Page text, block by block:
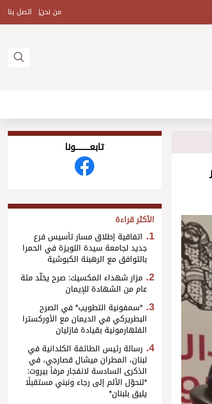
من نحن اتصل بنا
تابعــــــــــونا
الأكثر قراءة
اتفاقية إطلاق مسار تأسيس فرع
جديد لجامعة سيدة اللويزة في الحمرا
بالتوافق مع الرهبنة الكبوشية
مزار شهداء المكسيك: صرح يخلّد مئة
عام من الشهادة للإيمان
*سمفونية التطويب* في الصرح
البطريركي في الديمان مع الأوركسترا
الفلهارمونية بقيادة فازليان
رسالة رئيس الطائفة الكلدانية في
لبنان، المطران ميشال قصارجي، في
الذكرى السادسة لانفجار مرفأ بيروت:
*لنحوّل الألم إلى رجاء ونبني مستقبلًا
يليق بلبنان*